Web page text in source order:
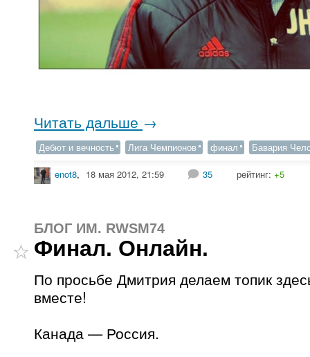
Читать дальше →
Дебют и вечность Лига Чемпионов финал Бавария
enot8, 18 мая 2012, 21:59 35 рейтинг: +5
БЛОГ ИМ. RWSM74
Финал. Онлайн.
По просьбе Дмитрия делаем топик
вместе!
Канада — Россия.